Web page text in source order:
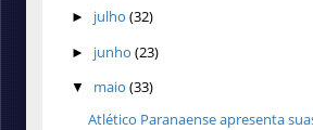
► julho (32)
► junho (23)
▼ maio (33)
Atlético Paranaense apresenta